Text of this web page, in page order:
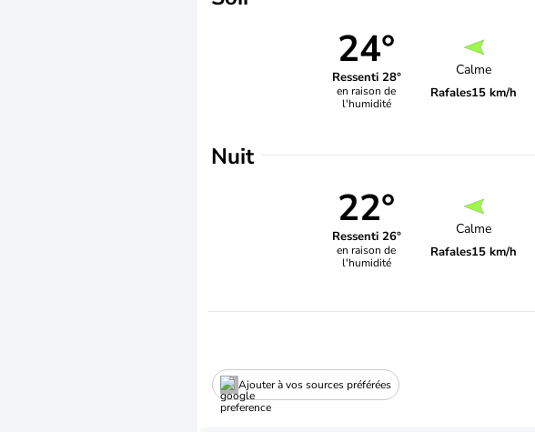
24°
Ressenti 28°
en raison de
l'humidité
Calme
Rafales15 km/h
Nuit
22°
Ressenti 26°
en raison de
l'humidité
Calme
Rafales15 km/h
Ajouter à vos sources préférées